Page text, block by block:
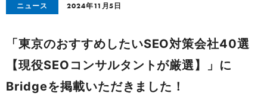
ニュース 2024年11月5日
「東京のおすすめしたいSEO対策会社40選
【現役SEOコンサルタントが厳選】」に
Bridgeを掲載いただきました！